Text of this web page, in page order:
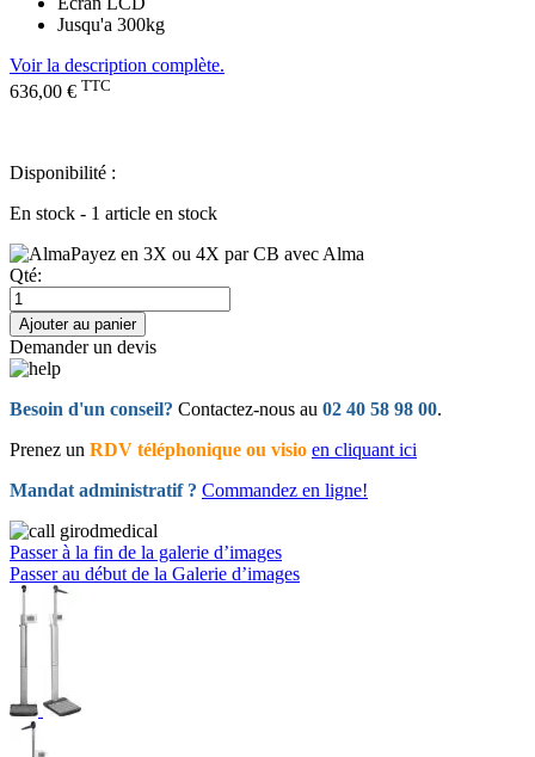
Jusqu'a 300kg
Voir la description complète.
636,00 € TTC
Disponibilité :
En stock - 1 article en stock
Payez en 3X ou 4X par CB avec Alma
Qté:
Ajouter au panier
Demander un devis
Besoin d'un conseil? Contactez-nous au 02 40 58 98 00.
Prenez un RDV téléphonique ou visio en cliquant ici
Mandat administratif ? Commandez en ligne!
Passer à la fin de la galerie d’images
Passer au début de la Galerie d’images